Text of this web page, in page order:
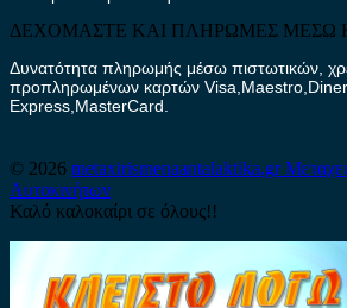
ΔΕΧΟΜΑΣΤΕ ΚΑΙ ΠΛΗΡΩΜΕΣ ΜΕΣΩ
Δυνατότητα πληρωμής μέσω πιστωτικών,
προπληρωμένων καρτών
Express,MasterCard.
© 2026 metaxirismenaantalaktika.gr
Αυτοκινήτων
Καλό καλοκαίρι σε όλους!!